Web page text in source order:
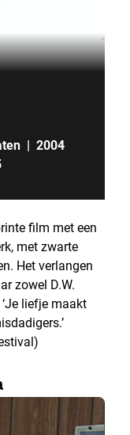
| 2004
film met een
met zwarte
Het verlangen
zowel D.W.
liefje maakt